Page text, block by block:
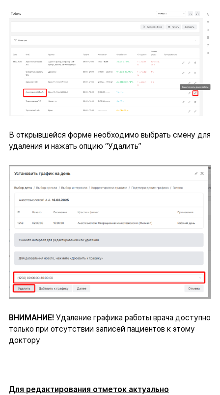
В открывшейся форме необходимо выбрать смену для
удаления и нажать опцию “Удалить”
ВНИМАНИЕ! Удаление графика работы врача доступно
только при отсутствии записей пациентов к этому
доктору
Для редактирования отметок актуально